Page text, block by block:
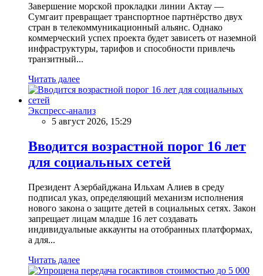
Завершение морской прокладки линии Актау —
Сумгаит превращает транспортное партнёрство двух
стран в телекоммуникационный альянс. Однако
коммерческий успех проекта будет зависеть от наземной
инфраструктуры, тарифов и способности привлечь
транзитный...
Читать далее
Экспресс-анализ
5 август 2026, 15:29
Вводится возрастной порог 16 лет
для социальных сетей
Президент Азербайджана Ильхам Алиев в среду
подписал указ, определяющий механизм исполнения
нового закона о защите детей в социальных сетях. Закон
запрещает лицам младше 16 лет создавать
индивидуальные аккаунты на отобранных платформах,
а для...
Читать далее